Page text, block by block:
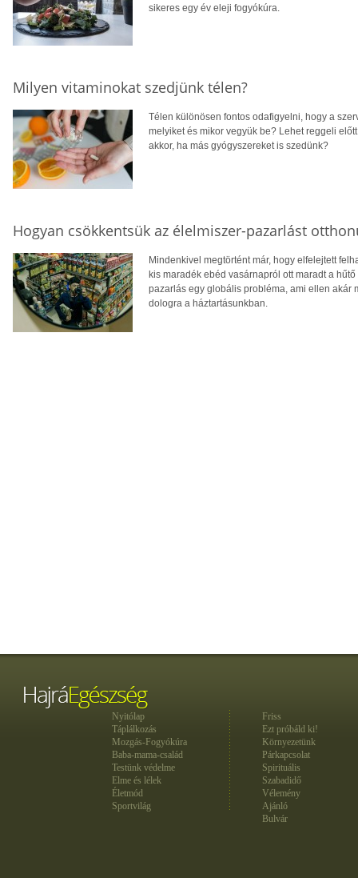
sikeres egy év eleji fogyókúra.
Milyen vitaminokat szedjünk télen?
Télen különösen fontos odafigyelni, hogy a
melyiket és mikor vegyük be? Lehet reggeli
akkor, ha más gyógyszereket is szedünk?
Hogyan csökkentsük az élelmiszer-pazarlást
Mindenkivel megtörtént már, hogy elfelejtett
kis maradék ebéd vasárnapról ott maradt a
pazarlás egy globális probléma, ami ellen akár
dologra a háztartásunkban.
Nyitólap
Táplálkozás
Mozgás-Fogyókúra
Baba-mama-család
Testünk védelme
Elme és lélek
Életmód
Sportvilág
Friss
Ezt próbáld ki!
Környezetünk
Párkapcsolat
Spirituális
Szabadidő
Vélemény
Ajánló
Bulvár